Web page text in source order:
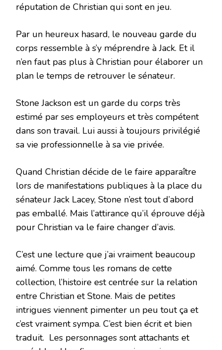
réputation de Christian qui sont en jeu.
Par un heureux hasard, le nouveau garde du
corps ressemble à s’y méprendre à Jack. Et il
n’en faut pas plus à Christian pour élaborer un
plan le temps de retrouver le sénateur.
Stone Jackson est un garde du corps très
estimé par ses employeurs et très compétent
dans son travail. Lui aussi à toujours privilégié
sa vie professionnelle à sa vie privée.
Quand Christian décide de le faire apparaître
lors de manifestations publiques à la place du
sénateur Jack Lacey, Stone n’est tout d’abord
pas emballé. Mais l’attirance qu’il éprouve déjà
pour Christian va le faire changer d’avis.
C’est une lecture que j’ai vraiment beaucoup
aimé. Comme tous les romans de cette
collection, l’histoire est centrée sur la relation
entre Christian et Stone. Mais de petites
intrigues viennent pimenter un peu tout ça et
c’est vraiment sympa. C’est bien écrit et bien
traduit. Les personnages sont attachants et